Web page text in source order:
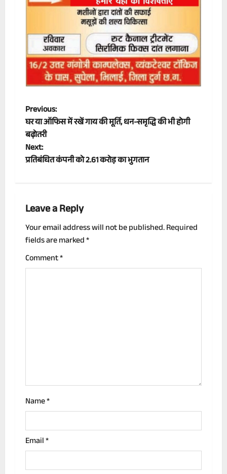
P
o
s
n
a
v
i
n
Previous:
घर या ऑफिस में रखें गाय की मूर्ति, धन-समृद्धि की भी होगी
बढ़ोतरी
Next:
प्रतिबंधित कंपनी को 2.61 करोड़ का भुगतान
Leave a Reply
Your email address will not be published.Required
fields are marked*
Comment*
Name*
Email*